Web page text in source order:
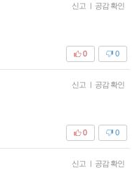
신고 | 공감 확인
0
0
신고 | 공감 확인
0
0
신고 | 공감 확인